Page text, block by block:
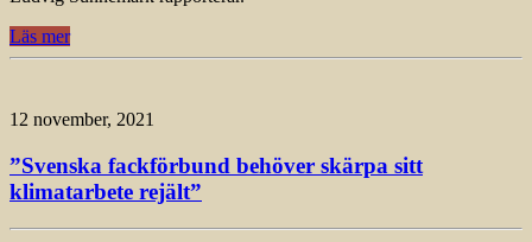
Läs mer
12 november, 2021
”Svenska fackförbund behöver skärpa sitt
klimatarbete rejält”